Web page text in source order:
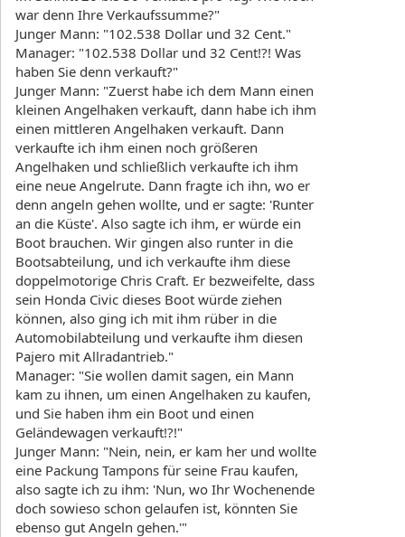
war denn Ihre Verkaufssumme?"
Junger Mann: "102.538 Dollar und 32 Cent."
Manager: "102.538 Dollar und 32 Cent!?! Was
haben Sie denn verkauft?"
Junger Mann: "Zuerst habe ich dem Mann einen
kleinen Angelhaken verkauft, dann habe ich ihm
einen mittleren Angelhaken verkauft. Dann
verkaufte ich ihm einen noch größeren
Angelhaken und schließlich verkaufte ich ihm
eine neue Angelrute. Dann fragte ich ihn, wo er
denn angeln gehen wollte, und er sagte: 'Runter
an die Küste'. Also sagte ich ihm, er würde ein
Boot brauchen. Wir gingen also runter in die
Bootsabteilung, und ich verkaufte ihm diese
doppelmotorige Chris Craft. Er bezweifelte, dass
sein Honda Civic dieses Boot würde ziehen
können, also ging ich mit ihm rüber in die
Automobilabteilung und verkaufte ihm diesen
Pajero mit Allradantrieb."
Manager: "Sie wollen damit sagen, ein Mann
kam zu ihnen, um einen Angelhaken zu kaufen,
und Sie haben ihm ein Boot und einen
Geländewagen verkauft!?!"
Junger Mann: "Nein, nein, er kam her und wollte
eine Packung Tampons für seine Frau kaufen,
also sagte ich zu ihm: 'Nun, wo Ihr Wochenende
doch sowieso schon gelaufen ist, könnten Sie
ebenso gut Angeln gehen.'"